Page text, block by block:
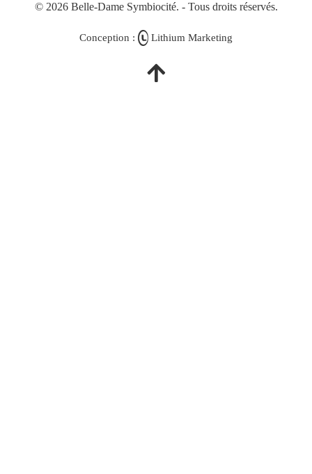
© 2026 Belle-Dame Symbiocité. - Tous droits réservés.
Conception : Lithium Marketing